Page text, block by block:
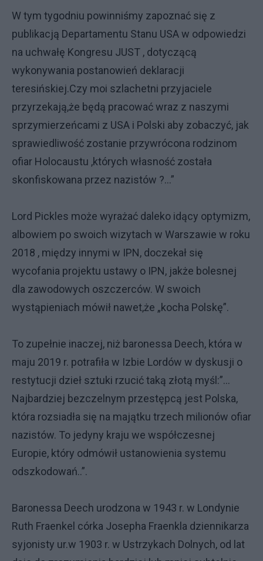
W tym tygodniu powinniśmy zapoznać się z
publikacją Departamentu Stanu USA w odpowiedzi
na uchwałę Kongresu JUST , dotyczącą
wykonywania postanowień deklaracji
teresińskiej.Czy moi szlachetni przyjaciele
przyrzekają,że będą pracować wraz z naszymi
sprzymierzeńcami z USA i Polski aby zobaczyć, jak
sprawiedliwość zostanie przywrócona rodzinom
ofiar Holocaustu ,których własność została
skonfiskowana przez nazistów ?...”
Lord Pickles może wyrażać daleko idący optymizm,
albowiem po swoich wizytach w Warszawie w roku
2018 , między innymi w IPN, doczekał się
wycofania projektu ustawy o IPN, jakże bolesnej
dla zawodowych oszczerców. W swoich
wystąpieniach mówił nawet,że „kocha Polskę”.
To zupełnie inaczej, niż baronessa Deech, która w
maju 2019 r. potrafiła w Izbie Lordów w dyskusji o
restytucji dzieł sztuki rzucić taką złotą myśl:”…
Najbardziej bezczelnym przestępcą jest Polska,
która rozsiadła się na majątku trzech milionów ofiar
nazistów. To jedyny kraju we współczesnej
Europie, który odmówił ustanowienia systemu
odszkodowań..”.
Baronessa Deech urodzona w 1943 r. w Londynie
Ruth Fraenkel córka Josepha Fraenkla dziennikarza
syjonisty ur.w 1903 r. w Ustrzykach Dolnych, od lat